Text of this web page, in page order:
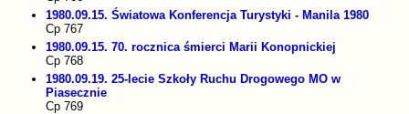
1980.09.15. Światowa Konferencja Turystyki - Manila 1980
Cp 767
1980.09.15. 70. rocznica śmierci Marii Konopnickiej
Cp 768
1980.09.19. 25-lecie Szkoły Ruchu Drogowego MO w
Piasecznie
Cp 769